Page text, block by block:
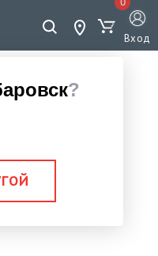
?
Вход
формы
3,2/250-350
3,2 тн